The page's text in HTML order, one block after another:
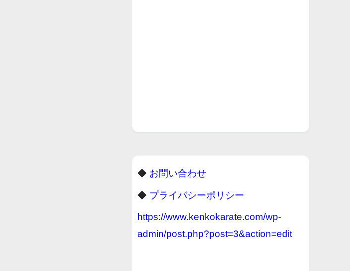
◆ お問い合わせ
◆ プライバシーポリシー
https://www.kenkokarate.com/wp-
admin/post.php?post=3&action=edit